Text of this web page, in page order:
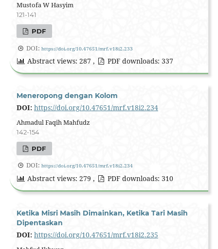
Mustofa W Hasyim
121-141
PDF
DOI: https://doi.org/10.47651/mrf.v18i2.233
Abstract views: 287 , PDF downloads: 337
Meneropong dengan Kolom
DOI: https://doi.org/10.47651/mrf.v18i2.234
Ahmadul Faqih Mahfudz
142-154
PDF
DOI: https://doi.org/10.47651/mrf.v18i2.234
Abstract views: 279 , PDF downloads: 310
Ketika Misri Masih Dimainkan, Ketika Tari Masih
Dipentaskan
DOI: https://doi.org/10.47651/mrf.v18i2.235